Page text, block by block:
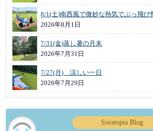
8/1(土)南西風で微妙な熱気でぶっ飛び
2026年8月1日
7/31(金)蒸し暑の月末
2026年7月31日
7/27(月) 涼しい一日
2026年7月29日
Soratopia Blog